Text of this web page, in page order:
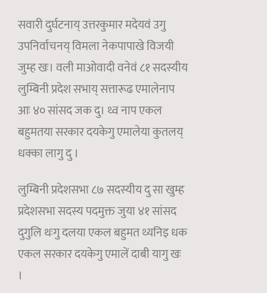
सवारी दुर्घटनाय् उत्तरकुमार मदेयवं उगु
उपनिर्वाचनय् विमला नेकपापाखे विजयी
जुम्ह खः। वली माओवादी वनेवं ८१ सदस्यीय
लुम्बिनी प्रदेश सभाय् सत्तारूढ एमालेनाप
आः ४० सांसद जक दु। थ्व नाप एकल
बहुमतया सरकार दयकेगु एमालेया कुतलय्
धक्का लागु दु ।
लुम्बिनी प्रदेशसभा ८७ सदस्यीय दु सा खुम्ह
प्रदेशसभा सदस्य पदमुक्त जुया ४१ सांसद
दुगुलि थःगु दलया एकल बहुमत थ्यनिइ धक
एकल सरकार दयकेगु एमालें दाबी यागु खः
।